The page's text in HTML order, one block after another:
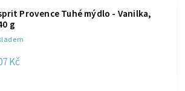
Provence Tuhé mýdlo - Vanilka,
g
Kč